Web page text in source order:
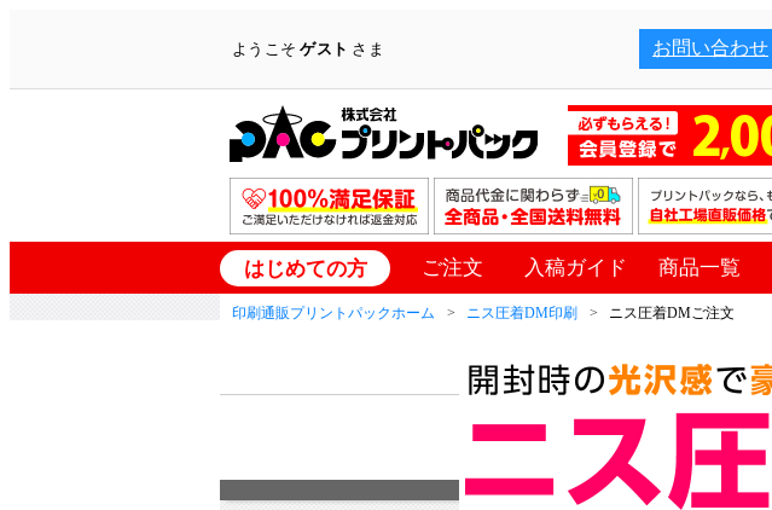
ようこそゲスト さま お問い合わせ
はじめての方 ご注文 入稿ガイド 商品一覧
印刷通販プリントパックホーム ニス圧着DM印刷 ニス圧着DMご注文